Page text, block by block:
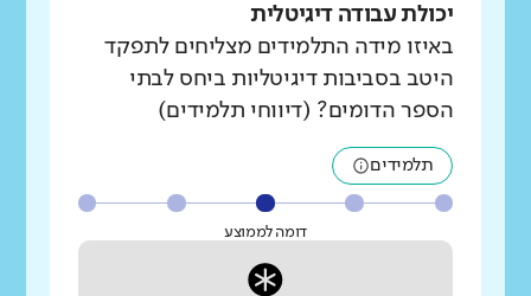
יכולת עבודה דיגיטלית
באיזו מידה התלמידים מצליחים לתפקד
היטב בסביבות דיגיטליות ביחס לבתי
הספר הדומים? (דיווחי תלמידים)
תלמידים
דומה לממוצע